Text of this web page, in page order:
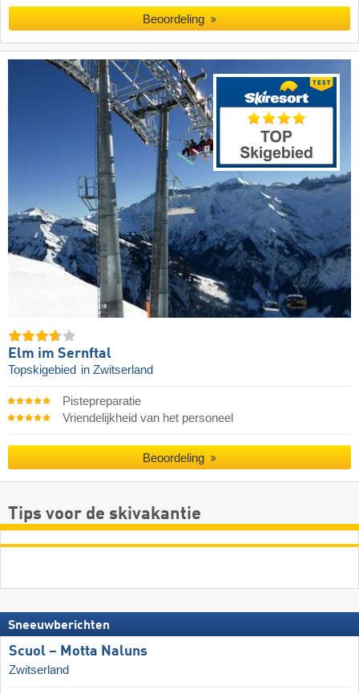
Beoordeling
Elm im Sernftal
Topskigebied in Zwitserland
Pistepreparatie
Vriendelijkheid van het personeel
Beoordeling
Tips voor de skivakantie
Sneeuwberichten
Scuol – Motta Naluns
Zwitserland